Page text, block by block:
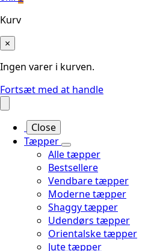
Kurv
×
Ingen varer i kurven.
Fortsæt med at handle
Close
Tæpper
Alle tæpper
Bestsellere
Vendbare tæpper
Moderne tæpper
Shaggy tæpper
Udendørs tæpper
Orientalske tæpper
Jute tæpper